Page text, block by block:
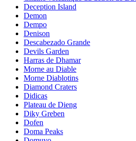
Deception Island
Demon
Dempo
Denison
Descabezado Grande
Devils Garden
Harras de Dhamar
Morne au Diable
Morne Diablotins
Diamond Craters
Didicas
Plateau de Dieng
Diky Greben
Dofen
Doma Peaks